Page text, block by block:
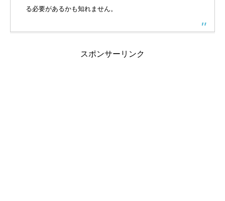
る必要があるかも知れません。
スポンサーリンク